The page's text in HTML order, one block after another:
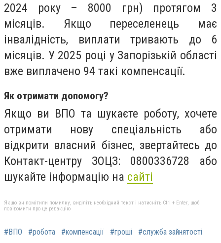
2024 року – 8000 грн) протягом 3
місяців. Якщо переселенець має
інвалідність, виплати тривають до 6
місяців. У 2025 році у Запорізькій області
вже виплачено 94 такі компенсації.
Як отримати допомогу?
Якщо ви ВПО та шукаєте роботу, хочете
отримати нову спеціальність або
відкрити власний бізнес, звертайтесь до
Контакт-центру ЗОЦЗ: 0800336728 або
шукайте інформацію на сайті
Якщо ви помітили помилку, виділіть необхідний текст і натисніть Ctrl + Enter, щоб
повідомити про це редакцію
#ВПО #робота #компенсації #гроші #служба зайнятості